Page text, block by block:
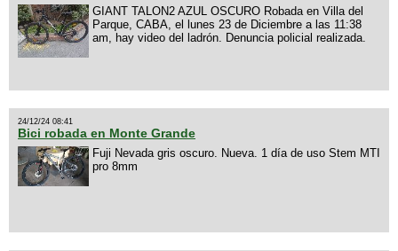
GIANT TALON2 AZUL OSCURO Robada en Villa del
Parque, CABA, el lunes 23 de Diciembre a las 11:38
am, hay video del ladrón. Denuncia policial realizada.
24/12/24 08:41
Bici robada en Monte Grande
Fuji Nevada gris oscuro. Nueva. 1 día de uso Stem MTI
pro 8mm